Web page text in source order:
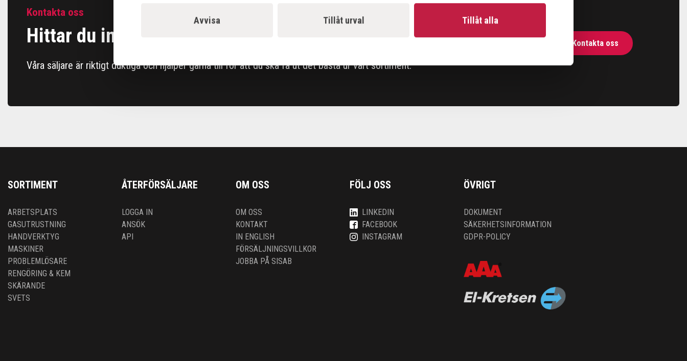
Avvisa Tillåt urval Tillåt alla
Kontakta oss
Hittar du inte det du söker?
Våra säljare är riktigt duktiga och hjälper gärna till för att du ska få ut det bästa ur vårt sortiment.
Kontakta oss
SORTIMENT
ARBETSPLATS
GASUTRUSTNING
HANDVERKTYG
MASKINER
PROBLEMLÖSARE
RENGÖRING & KEM
SKÄRANDE
SVETS
ÅTERFÖRSÄLJARE
LOGGA IN
ANSÖK
API
OM OSS
OM OSS
KONTAKT
IN ENGLISH
FÖRSÄLJNINGSVILLKOR
JOBBA PÅ SISAB
FÖLJ OSS
LINKEDIN
FACEBOOK
INSTAGRAM
ÖVRIGT
DOKUMENT
SÄKERHETSINFORMATION
GDPR-POLICY